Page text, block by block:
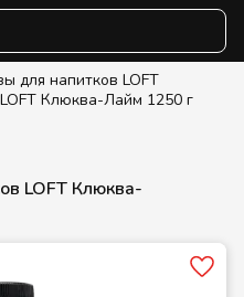
для напитков LOFT
Клюква-Лайм 1250 г
LOFT Клюква-